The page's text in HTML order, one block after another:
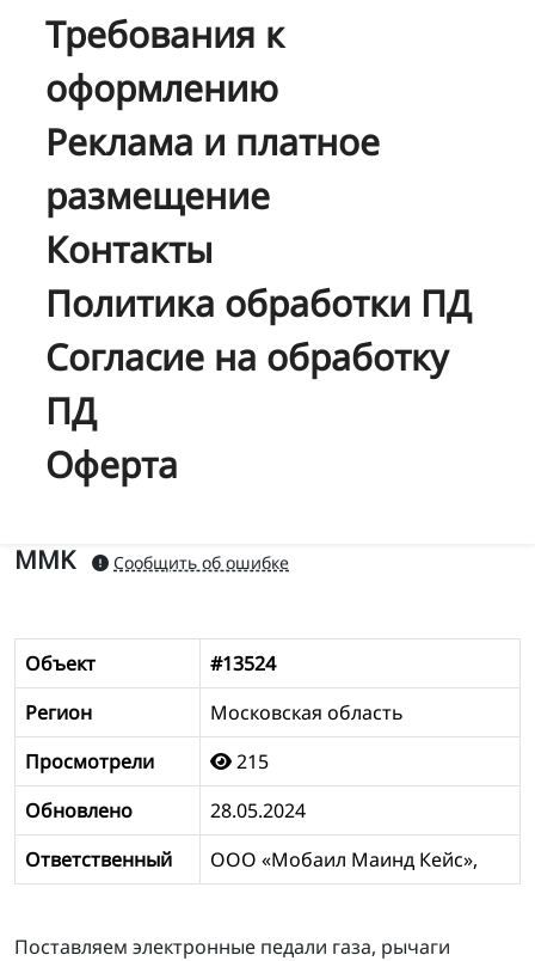
Требования к
оформлению
Реклама и платное
размещение
Контакты
Политика обработки ПД
Согласие на обработку
ПД
Оферта
MMK Сообщить об ошибке
Объект
#13524
Регион
Московская область
Просмотрели
215
Обновлено
28.05.2024
Ответственный
ООО «Мобаил Маинд Кейс»,
Поставляем электронные педали газа, рычаги